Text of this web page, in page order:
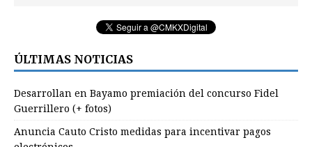
ÚLTIMAS NOTICIAS
Desarrollan en Bayamo premiación del concurso Fidel
Guerrillero (+ fotos)
Anuncia Cauto Cristo medidas para incentivar pagos